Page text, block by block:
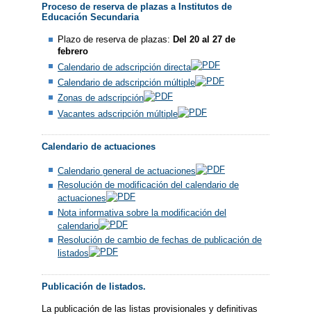
Proceso de reserva de plazas a Institutos de
Educación Secundaria
Plazo de reserva de plazas: Del 20 al 27 de
febrero
Calendario de adscripción directa
Calendario de adscripción múltiple
Zonas de adscripción
Vacantes adscripción múltiple
Calendario de actuaciones
Calendario general de actuaciones
Resolución de modificación del calendario de
actuaciones
Nota informativa sobre la modificación del
calendario
Resolución de cambio de fechas de publicación de
listados
Publicación de listados.
La publicación de las listas provisionales y definitivas